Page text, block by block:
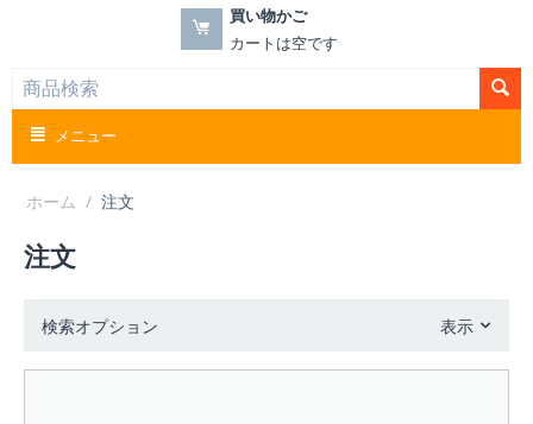
買い物かご
カートは空です
メニュー
ホーム / 注文
注文
検索オプション 表示